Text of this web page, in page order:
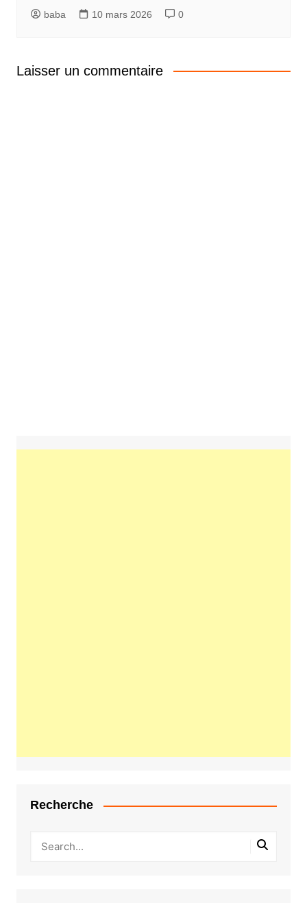
baba 10 mars 2026 0
Laisser un commentaire
Recherche